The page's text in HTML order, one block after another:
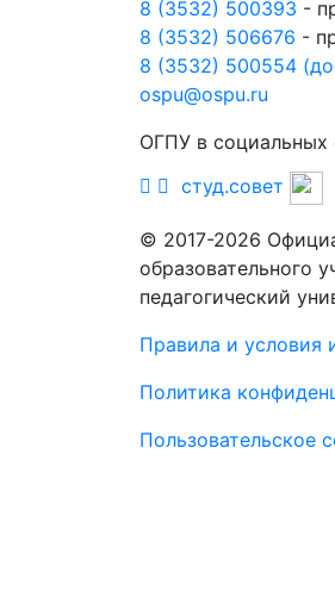
8 (3532) 500393 -
8 (3532) 506676 -
8 (3532) 500554
ospu@ospu.ru
ОГПУ в социальных
студ.совет
© 2017-2026
образовательного
педагогический
Правила и условия
Политика
Пользовательское